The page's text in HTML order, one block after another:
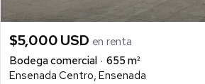
$5,000 USD en renta
Bodega comercial
655 m²
Ensenada Centro, Ensenada